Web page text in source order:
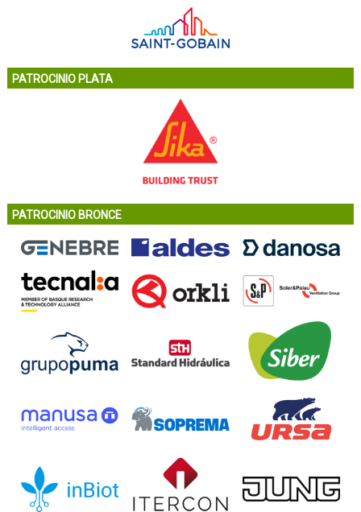
PATROCINIO PLATA
PATROCINIO BRONCE